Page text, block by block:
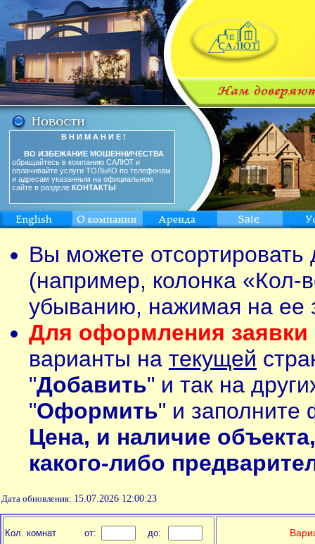
В Н И М А Н И Е !
ВО ИЗБЕЖАНИЕ МОШЕННИЧЕСТВА
обращайтесь в компанию САЛЮТ и
оплачивайте услуги ТОЛЬКО по телефонам
и адресам указанным на официальном
сайте в разделе КОНТАКТЫ
Вы можете
(например, колонка «Кол-
убыванию, нажимая на ее
Для оформления заявки
варианты на текущей
"Добавить" и так на
"Оформить" и заполните
Цена, и наличие
какого-либо
Дата обновления: 15.07.2026 12:00:23
Кол. комнат от: до: